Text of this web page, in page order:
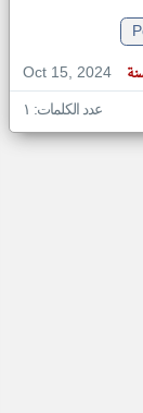
Oct 15, 2024
عدد الكلمات: ١